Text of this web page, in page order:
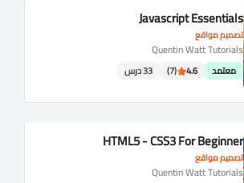
تصميم مواقع
Javascript Essentials
Quentin Watt Tutorials
معتمد 4.6
(7) 33 درس
تصميم مواقع
HTML5 - CSS3 For Beginner
Quentin Watt Tutorials